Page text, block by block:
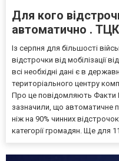
Для кого
автоматично .
Із серпня для більшості
відстрочки від мобілізації
всі необхідні дані є в
територіального центру
Про це повідомляють Факти
зазначили, що
ніж на 90% чинних
категорії громадян. Ще для